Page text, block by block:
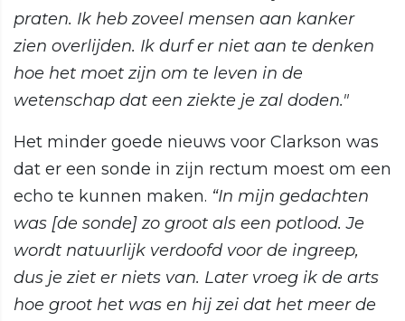
praten. Ik heb zoveel mensen aan kanker
zien overlijden. Ik durf er niet aan te denken
hoe het moet zijn om te leven in de
wetenschap dat een ziekte je zal doden."
Het minder goede nieuws voor Clarkson was
dat er een sonde in zijn rectum moest om een
echo te kunnen maken. “In mijn gedachten
was [de sonde] zo groot als een potlood. Je
wordt natuurlijk verdoofd voor de ingreep,
dus je ziet er niets van. Later vroeg ik de arts
hoe groot het was en hij zei dat het meer de